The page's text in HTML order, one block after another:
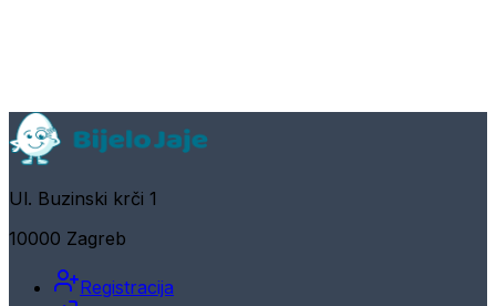
Ul. Buzinski krči 1
10000 Zagreb
Registracija